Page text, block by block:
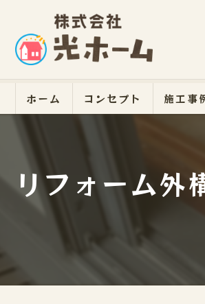
ホーム コンセプト 施工事
リフォーム外